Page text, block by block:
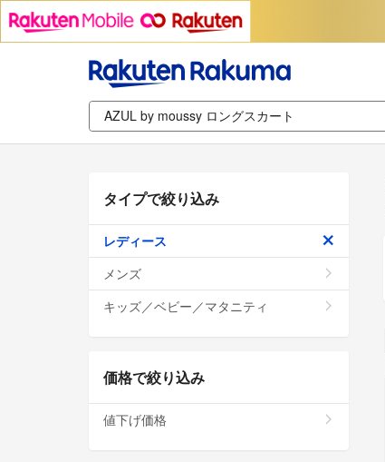
タイプで絞り込み
レディース
メンズ
キッズ／ベビー／マタニティ
価格で絞り込み
値下げ価格